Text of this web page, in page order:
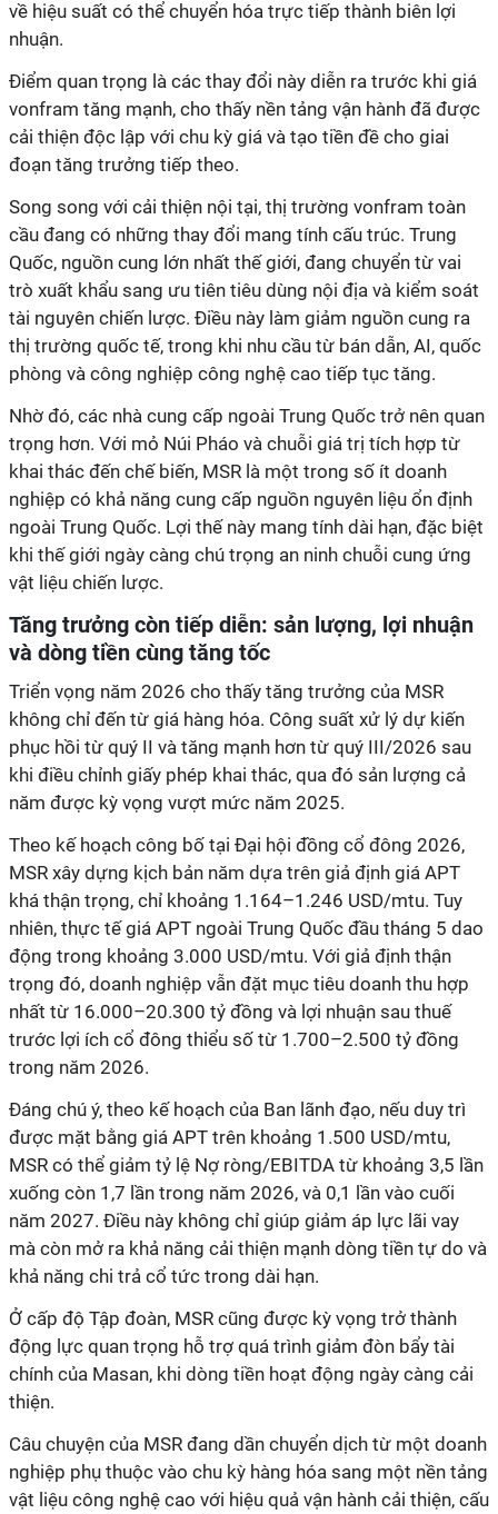
về hiệu suất có thể chuyển hóa trực tiếp thành biên lợi
nhuận.
Điểm quan trọng là các thay đổi này diễn ra trước khi giá
vonfram tăng mạnh, cho thấy nền tảng vận hành đã được
cải thiện độc lập với chu kỳ giá và tạo tiền đề cho giai
đoạn tăng trưởng tiếp theo.
Song song với cải thiện nội tại, thị trường vonfram toàn
cầu đang có những thay đổi mang tính cấu trúc. Trung
Quốc, nguồn cung lớn nhất thế giới, đang chuyển từ vai
trò xuất khẩu sang ưu tiên tiêu dùng nội địa và kiểm soát
tài nguyên chiến lược. Điều này làm giảm nguồn cung ra
thị trường quốc tế, trong khi nhu cầu từ bán dẫn, AI, quốc
phòng và công nghiệp công nghệ cao tiếp tục tăng.
Nhờ đó, các nhà cung cấp ngoài Trung Quốc trở nên quan
trọng hơn. Với mỏ Núi Pháo và chuỗi giá trị tích hợp từ
khai thác đến chế biến, MSR là một trong số ít doanh
nghiệp có khả năng cung cấp nguồn nguyên liệu ổn định
ngoài Trung Quốc. Lợi thế này mang tính dài hạn, đặc biệt
khi thế giới ngày càng chú trọng an ninh chuỗi cung ứng
vật liệu chiến lược.
Tăng trưởng còn tiếp diễn: sản lượng, lợi nhuận
và dòng tiền cùng tăng tốc
Triển vọng năm 2026 cho thấy tăng trưởng của MSR
không chỉ đến từ giá hàng hóa. Công suất xử lý dự kiến
phục hồi từ quý II và tăng mạnh hơn từ quý III/2026 sau
khi điều chỉnh giấy phép khai thác, qua đó sản lượng cả
năm được kỳ vọng vượt mức năm 2025.
Theo kế hoạch công bố tại Đại hội đồng cổ đông 2026,
MSR xây dựng kịch bản năm dựa trên giả định giá APT
khá thận trọng, chỉ khoảng 1.164–1.246 USD/mtu. Tuy
nhiên, thực tế giá APT ngoài Trung Quốc đầu tháng 5 dao
động trong khoảng 3.000 USD/mtu. Với giả định thận
trọng đó, doanh nghiệp vẫn đặt mục tiêu doanh thu hợp
nhất từ 16.000–20.300 tỷ đồng và lợi nhuận sau thuế
trước lợi ích cổ đông thiểu số từ 1.700–2.500 tỷ đồng
trong năm 2026.
Đáng chú ý, theo kế hoạch của Ban lãnh đạo, nếu duy trì
được mặt bằng giá APT trên khoảng 1.500 USD/mtu,
MSR có thể giảm tỷ lệ Nợ ròng/EBITDA từ khoảng 3,5 lần
xuống còn 1,7 lần trong năm 2026, và 0,1 lần vào cuối
năm 2027. Điều này không chỉ giúp giảm áp lực lãi vay
mà còn mở ra khả năng cải thiện mạnh dòng tiền tự do và
khả năng chi trả cổ tức trong dài hạn.
Ở cấp độ Tập đoàn, MSR cũng được kỳ vọng trở thành
động lực quan trọng hỗ trợ quá trình giảm đòn bẩy tài
chính của Masan, khi dòng tiền hoạt động ngày càng cải
thiện.
Câu chuyện của MSR đang dần chuyển dịch từ một doanh
nghiệp phụ thuộc vào chu kỳ hàng hóa sang một nền tảng
vật liệu công nghệ cao với hiệu quả vận hành cải thiện, cấu